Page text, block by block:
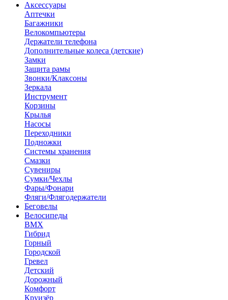
Аксессуары
Аптечки
Багажники
Велокомпьютеры
Держатели телефона
Дополнительные колеса (детские)
Замки
Защита рамы
Звонки/Клаксоны
Зеркала
Инструмент
Корзины
Крылья
Насосы
Переходники
Подножки
Системы хранения
Смазки
Сувениры
Сумки/Чехлы
Фары/Фонари
Фляги/Флягодержатели
Беговелы
Велосипеды
BMX
Гибрид
Горный
Городской
Гревел
Детский
Дорожный
Комфорт
Круизёр